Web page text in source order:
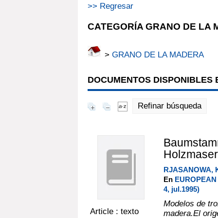
>> Regresar
CATEGORÍA GRANO DE LA
> GRANO DE LA MADERA
DOCUMENTOS DISPONIBLES
Refinar búsqueda
Article : texto
RJASANOWA,
En
4, jul.1995)
Modelos de
madera.El